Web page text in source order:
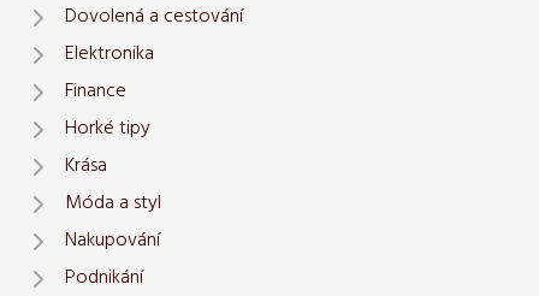
Dovolená a cestování
Elektronika
Finance
Horké tipy
Krása
Móda a styl
Nakupování
Podnikání